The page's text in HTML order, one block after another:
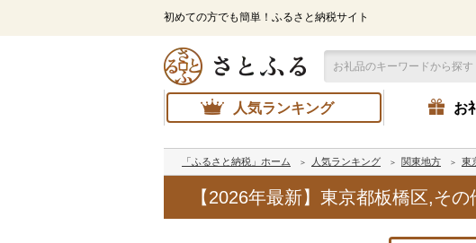
初めての方でも簡単！ふるさと納税サイト
人気ランキング お
「ふるさと納税」ホーム 人気ランキング 関東地方 東
【2026年最新】東京都板橋区,そ